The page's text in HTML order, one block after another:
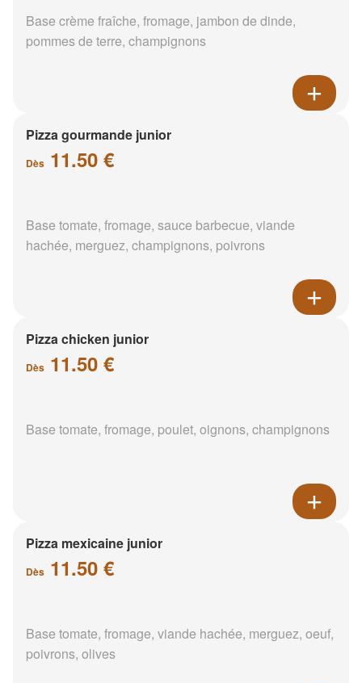
Base crème fraîche, fromage, jambon de dinde,
pommes de terre, champignons
Pizza gourmande junior
Dès 11.50 €
Base tomate, fromage, sauce barbecue, viande
hachée, merguez, champignons, poivrons
Pizza chicken junior
Dès 11.50 €
Base tomate, fromage, poulet, oignons, champignons
Pizza mexicaine junior
Dès 11.50 €
Base tomate, fromage, viande hachée, merguez, oeuf,
poivrons, olives